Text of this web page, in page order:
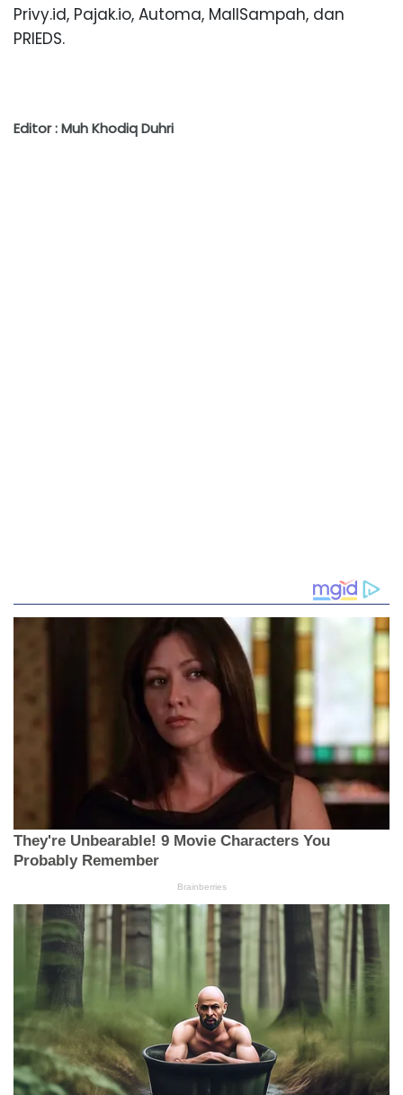
Privy.id, Pajak.io, Automa, MallSampah, dan
PRIEDS.
Editor : Muh Khodiq Duhri